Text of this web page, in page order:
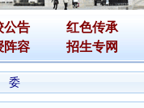
公告
红色传承
阵容 招生专网
委